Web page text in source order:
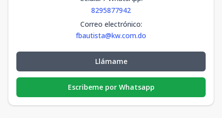
8295877942
Correo electrónico:
fbautista@kw.com.do
Llámame
Escribeme por Whatsapp